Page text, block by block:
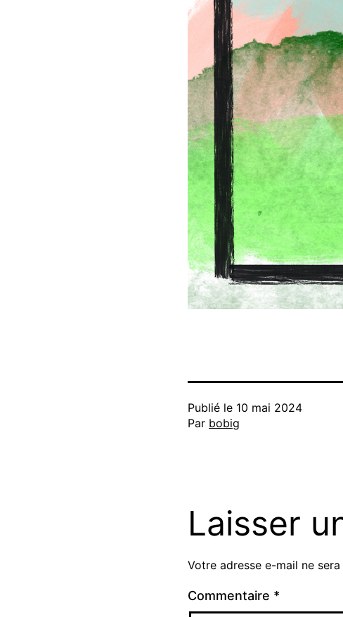
Publié le 10 mai 2024
Par bobig
Laisser
Votre adresse e-mail ne
Commentaire *